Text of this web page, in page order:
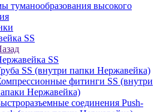
туманообразования высокого
SS
SS
SS (внутри папки Нержавейка)
фитинги SS (внутри
Нержавейка)
соединения Push-